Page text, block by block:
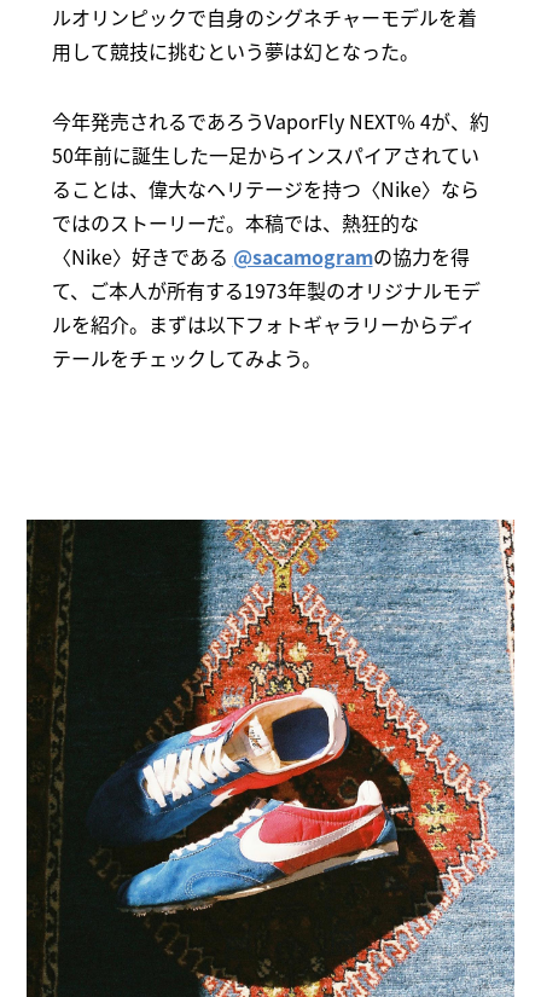
ルオリンピックで自身のシグネチャーモデルを着
用して競技に挑むという夢は幻となった。
今年発売されるであろうVaporFly NEXT% 4が、約
50年前に誕生した一足からインスパイアされてい
ることは、偉大なヘリテージを持つ〈Nike〉なら
ではのストーリーだ。本稿では、熱狂的な
〈Nike〉好きである @sacamogramの協力を得
て、ご本人が所有する1973年製のオリジナルモデ
ルを紹介。まずは以下フォトギャラリーからディ
テールをチェックしてみよう。